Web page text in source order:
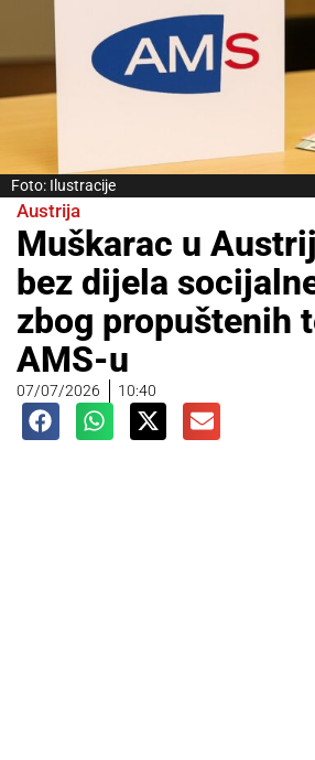
Foto: Ilustracije
Austrija
Muškarac u
bez dijela
zbog propuštenih
AMS-u
07/07/2026 10:40